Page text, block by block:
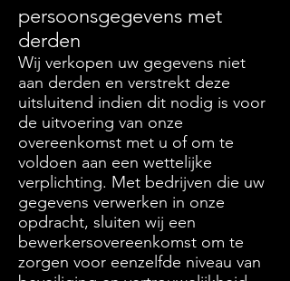
persoonsgegevens met
derden
Wij verkopen uw gegevens niet
aan derden en verstrekt deze
uitsluitend indien dit nodig is voor
de uitvoering van onze
overeenkomst met u of om te
voldoen aan een wettelijke
verplichting. Met bedrijven die uw
gegevens verwerken in onze
opdracht, sluiten wij een
bewerkersovereenkomst om te
zorgen voor eenzelfde niveau van